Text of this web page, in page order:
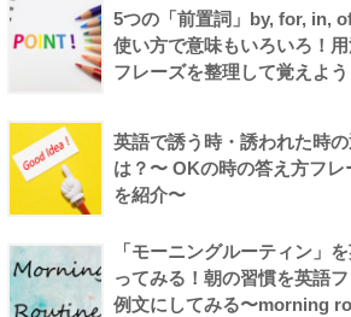
5つの「前置詞」by, for, in,
使い方で意味もいろいろ！
フレーズを整理して覚えよう
英語で誘う時・誘われた時
は？〜 OKの時の答え方フレ
を紹介〜
「モーニングルーティン」
ってみる！朝の習慣を英語フ
例文にしてみる〜morning